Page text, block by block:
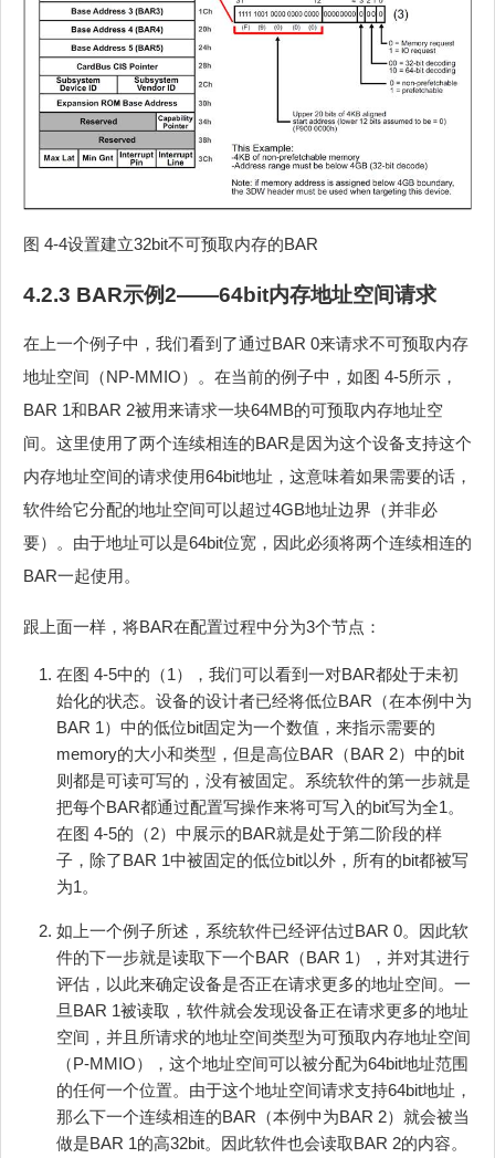
图 4‑4设置建立32bit不可预取内存的BAR
4.2.3 BAR示例2——64bit内存地址空间请求
在上一个例子中，我们看到了通过BAR 0来请求不可预取内存
地址空间（NP-MMIO）。在当前的例子中，如图 4‑5所示，
BAR 1和BAR 2被用来请求一块64MB的可预取内存地址空
间。这里使用了两个连续相连的BAR是因为这个设备支持这个
内存地址空间的请求使用64bit地址，这意味着如果需要的话，
软件给它分配的地址空间可以超过4GB地址边界（并非必
要）。由于地址可以是64bit位宽，因此必须将两个连续相连的
BAR一起使用。
跟上面一样，将BAR在配置过程中分为3个节点：
在图 4‑5中的（1），我们可以看到一对BAR都处于未初
始化的状态。设备的设计者已经将低位BAR（在本例中为
BAR 1）中的低位bit固定为一个数值，来指示需要的
memory的大小和类型，但是高位BAR（BAR 2）中的bit
则都是可读可写的，没有被固定。系统软件的第一步就是
把每个BAR都通过配置写操作来将可写入的bit写为全1。
在图 4‑5的（2）中展示的BAR就是处于第二阶段的样
子，除了BAR 1中被固定的低位bit以外，所有的bit都被写
为1。
如上一个例子所述，系统软件已经评估过BAR 0。因此软
件的下一步就是读取下一个BAR（BAR 1），并对其进行
评估，以此来确定设备是否正在请求更多的地址空间。一
旦BAR 1被读取，软件就会发现设备正在请求更多的地址
空间，并且所请求的地址空间类型为可预取内存地址空间
（P-MMIO），这个地址空间可以被分配为64bit地址范围
的任何一个位置。由于这个地址空间请求支持64bit地址，
那么下一个连续相连的BAR（本例中为BAR 2）就会被当
做是BAR 1的高32bit。因此软件也会读取BAR 2的内容。